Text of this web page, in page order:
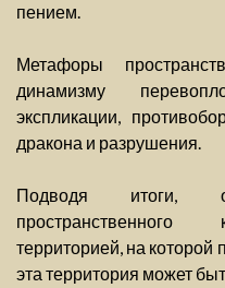
пением.
Метафоры
динамизму
экспликации,
дракона и разрушения.
Подводя итоги,
пространственного
территорией, на которой
эта территория может